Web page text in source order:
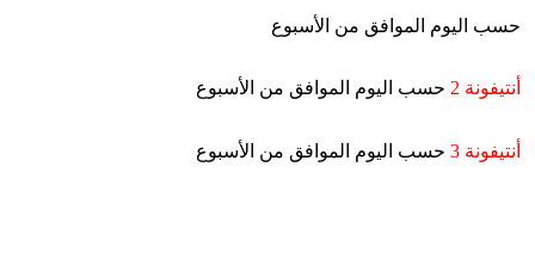
حسب اليوم الموافق من الأسبوع
أنتيفونة 2 حسب اليوم الموافق من الأسبوع
أنتيفونة 3 حسب اليوم الموافق من الأسبوع